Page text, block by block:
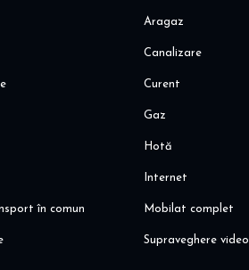
să mă contactați!
Aragaz
Canalizare
Curent
Gaz
Hotă
Internet
în comun Mobilat complet
Supraveghere video